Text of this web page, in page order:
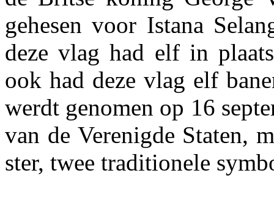
gehesen voor Istana
deze vlag had elf in
ook had deze vlag elf
werdt genomen op 16
van de Verenigde Staten,
ster, twee traditionele